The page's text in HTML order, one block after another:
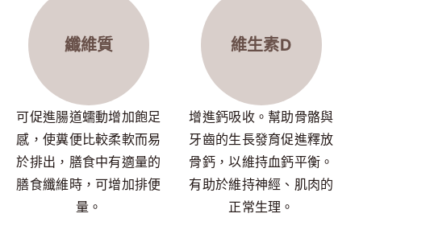
纖維質
可促進腸道蠕動增加飽足
感，使糞便比較柔軟而易
於排出，膳食中有適量的
膳食纖維時，可增加排便
量。
維生素D
增進鈣吸收。幫助骨骼與
牙齒的生長發育促進釋放
骨鈣，以維持血鈣平衡。
有助於維持神經、肌肉的
正常生理。